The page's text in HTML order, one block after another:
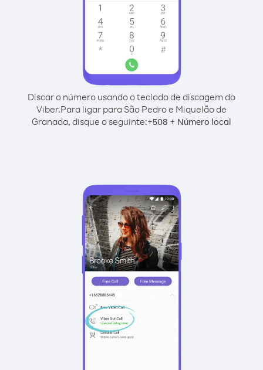
Discar o número usando o teclado de discagem do
Viber.Para ligar para São Pedro e Miquelão de
Granada, disque o seguinte:+508 + Número local